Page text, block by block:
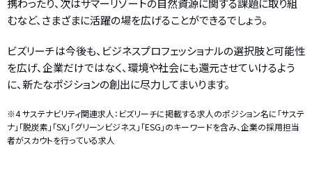
携わったり、次はサマーリゾートの自然資源に関する課題に取り組
むなど、さまざまに活躍の場を広げることができるでしょう。
ビズリーチは今後も、ビジネスプロフェッショナルの選択肢と可能性
を広げ、企業だけではなく、環境や社会にも還元させていけるよう
に、新たなポジションの創出に尽力してまいります。
※4 サステナビリティ関連求人：ビズリーチに掲載する求人のポジション名に「サステ
ナ」「脱炭素」「SX」「グリーンビジネス」「ESG」のキーワードを含み、企業の採用担当
者がスカウトを行っている求人